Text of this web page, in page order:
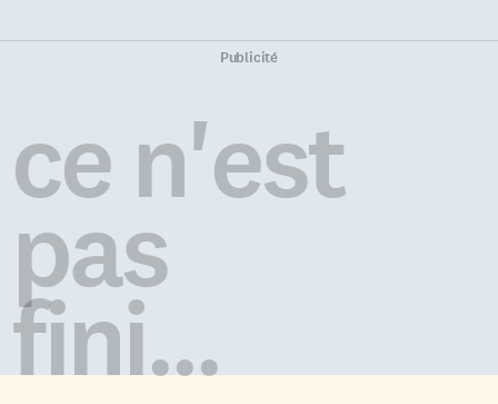
Publicité
ce n'est
pas
fini...